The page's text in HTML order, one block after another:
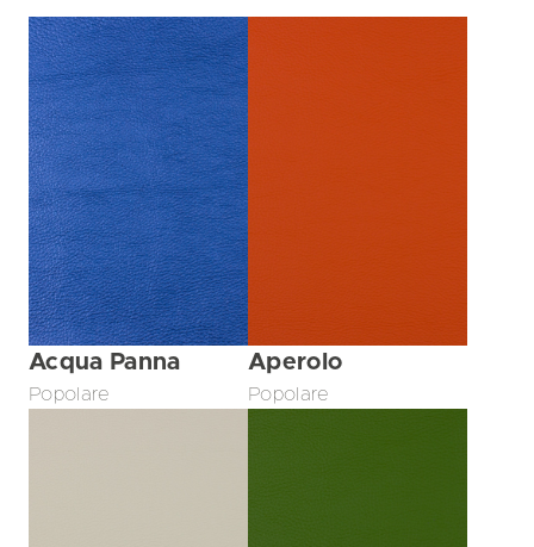
Acqua Panna
Popolare
Aperolo
Popolare